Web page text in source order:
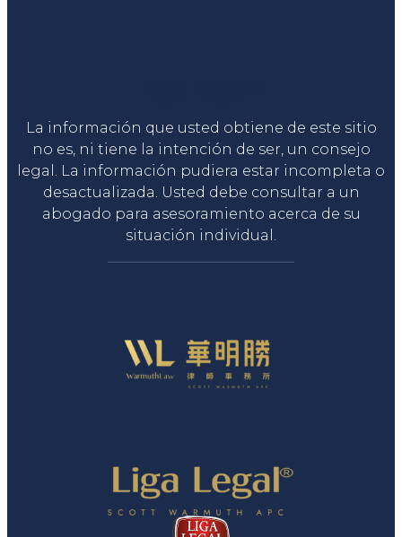
La información que usted obtiene de este sitio
no es, ni tiene la intención de ser, un consejo
legal. La información pudiera estar incompleta o
desactualizada. Usted debe consultar a un
abogado para asesoramiento acerca de su
situación individual.